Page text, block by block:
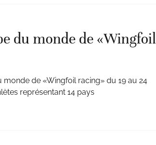
du monde de «Wingfoil
de «Wingfoil racing» du 19 au 24
représentant 14 pays